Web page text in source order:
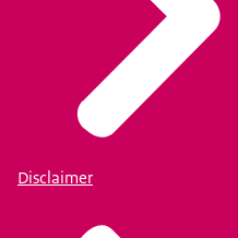
Disclaimer